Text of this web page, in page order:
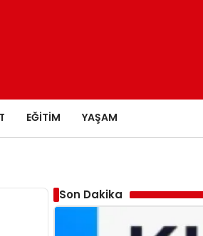
EĞITIM YAŞAM
Son Dakika